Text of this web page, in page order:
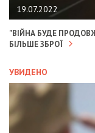
19.07.2022
"ВІЙНА БУДЕ
БІЛЬШЕ ЗБРОЇ
УВИДЕНО